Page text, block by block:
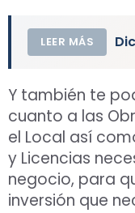
LEER MÁS
Y también te
cuanto a las
el Local así
y Licencias
negocio, para
inversión que